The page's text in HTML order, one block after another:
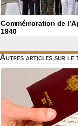
Commémoration de
1940
Autres articles sur le